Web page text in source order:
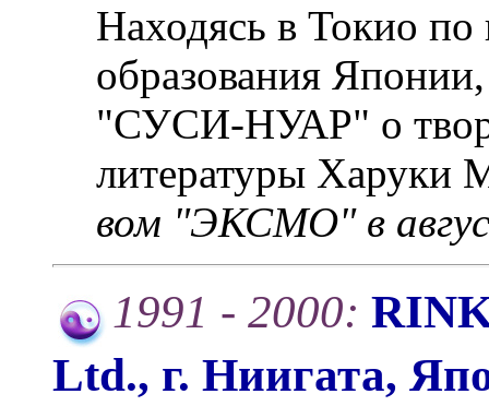
Находясь в Токио по
образования
"СУСИ-НУАР" о
литературы Харуки
вом "ЭКСМО" в
1991 - 2000:
Ltd., г. Ниигата,